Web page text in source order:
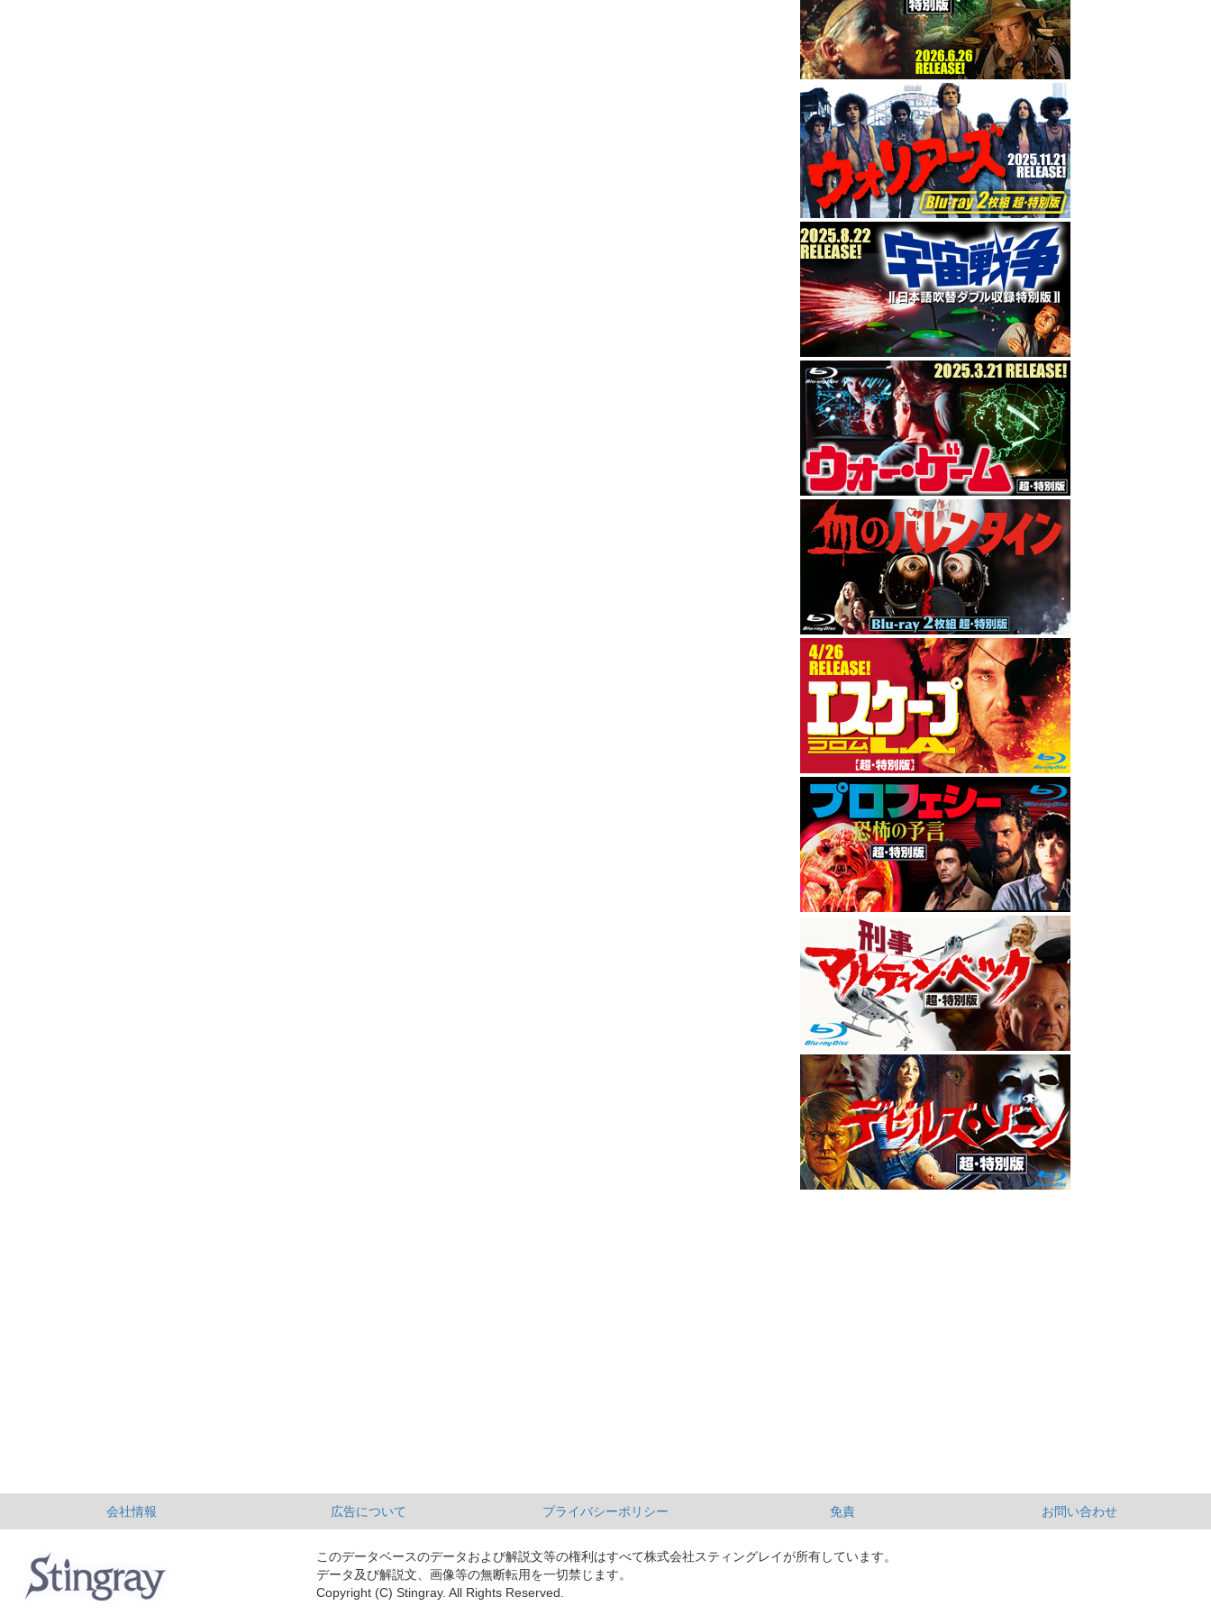
会社情報 広告について プライバシーポリシー 免責 お問い合わせ
このデータベースのデータおよび解説文等の権利はすべて株式会社スティングレイが所有しています。
データ及び解説文、画像等の無断転用を一切禁じます。
Copyright (C) Stingray. All Rights Reserved.